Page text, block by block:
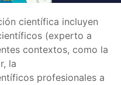
científica incluyen
(experto a
contextos, como la
la
profesionales a